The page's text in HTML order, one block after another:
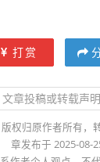
打赏
文章投稿或转载声明
版权归原作者所有，
章发布于 2025-08-